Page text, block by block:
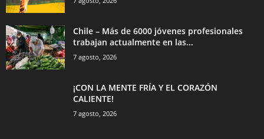
Chile – Más de 6000 jóvenes profesionales
trabajan actualmente en las...
7 agosto, 2026
¡CON LA MENTE FRÍA Y EL CORAZÓN
CALIENTE!
7 agosto, 2026